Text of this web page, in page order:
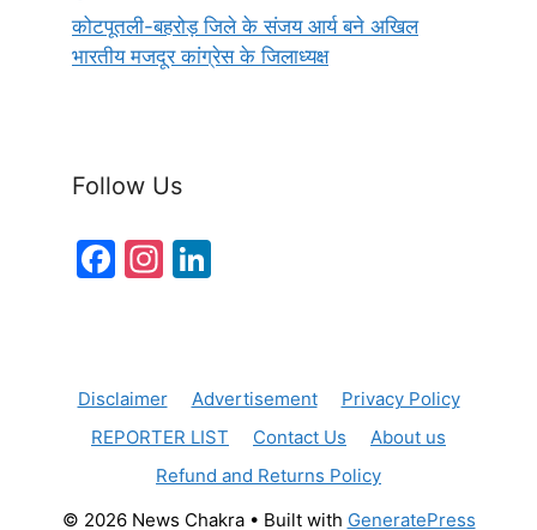
कोटपूतली-बहरोड़ जिले के संजय आर्य बने अखिल
भारतीय मजदूर कांग्रेस के जिलाध्यक्ष
Follow Us
F
b
o
In
a
m
dI
n
Disclaimer Advertisement
Privacy Policy
REPORTER LIST
Contact Us
About us
Refund and Returns Policy
© 2026 News Chakra• Built with GeneratePress